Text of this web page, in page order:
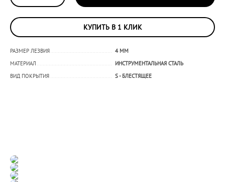
КУПИТЬ В 1 КЛИК
РАЗМЕР ЛЕЗВИЯ
4 ММ
МАТЕРИАЛ
ИНСТРУМЕНТАЛЬНАЯ СТАЛЬ
ВИД ПОКРЫТИЯ
S - БЛЕСТЯЩЕЕ